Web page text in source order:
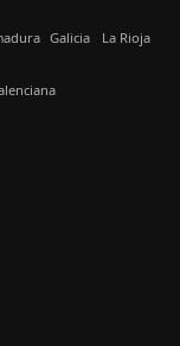
Galicia La Rioja